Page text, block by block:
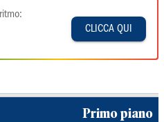
CLICCA QUI
Primo piano